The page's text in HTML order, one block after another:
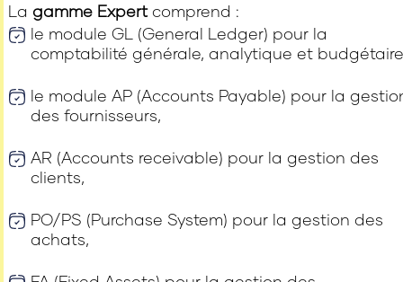
La gamme Expertcomprend :
le module GL (General Ledger) pour la
comptabilité générale, analytique et
le module AP (Accounts Payable) pour la
des fournisseurs,
AR (Accounts receivable) pour la gestion des
clients,
PO/PS (Purchase System) pour la gestion des
achats,